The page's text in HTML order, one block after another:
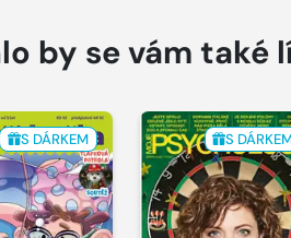
by se vám také
S DÁRKEM S